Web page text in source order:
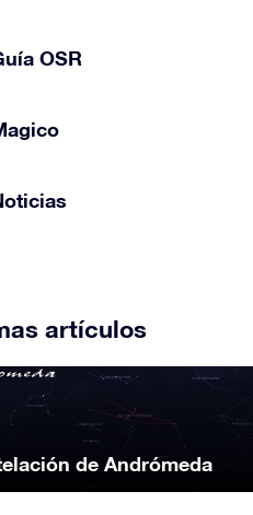
OSR
artículos
de Andrómeda